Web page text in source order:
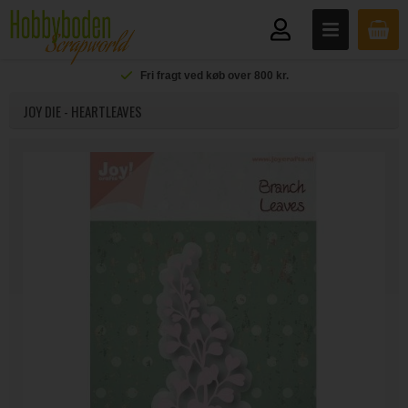
Fri fragt ved køb over 800 kr.
JOY DIE - HEARTLEAVES